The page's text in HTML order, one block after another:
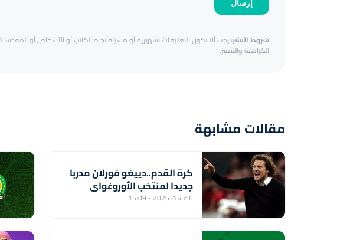
إرسال
شروط النشر:يجب ألا تكون التعليقات تشهيرية أو مسيئة تجاه الكاتب أو الأشخاص أو
الكراهية والتمييز.
مقالات مشابهة
كرة القدم..دييغو فورلان مدربا
جديدا لمنتخب الأوروغواي
6 غشت 2026 - 15:09